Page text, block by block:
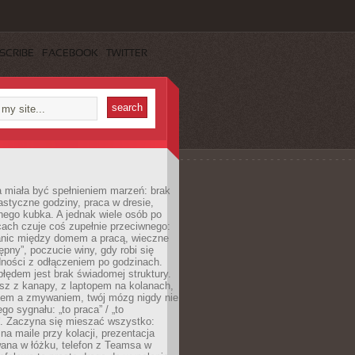
FACEBOOK TWITTER
miała być spełnieniem marzeń: brak
godziny, praca w dresie,
kubka. A jednak wiele osób po
czuje coś zupełnie przeciwnego:
między domem a pracą, wieczne
poczucie winy, gdy robi się
z odłączeniem po godzinach.
jest brak świadomej struktury.
z kanapy, z laptopem na kolanach,
a zmywaniem, twój mózg nigdy nie
sygnału: „to praca” / „to
Zaczyna się mieszać wszystko:
maile przy kolacji, prezentacja
w łóżku, telefon z Teamsa w